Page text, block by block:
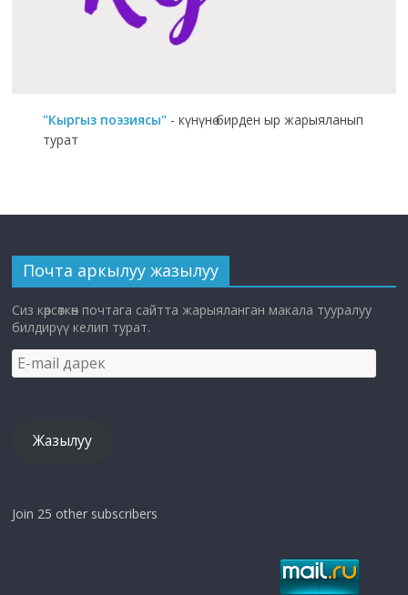
"Кыргыз поэзиясы" - күнүнө бирден ыр жарыяланып
турат
Почта аркылуу жазылуу
Сиз көрсөткөн почтага сайтта жарыяланган макала тууралуу
билдирүү келип турат.
E-
mail
Жазылуу
Join 25 other subscribers